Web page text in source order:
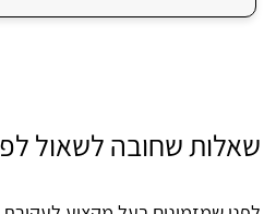
שאלות שחובה לשאול